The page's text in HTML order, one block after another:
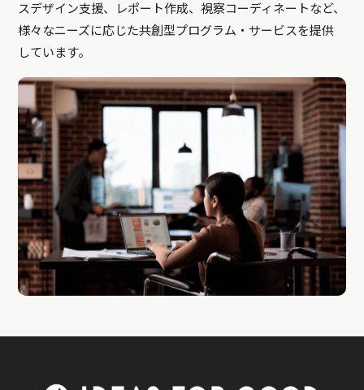
スデザイン支援、レポート作成、視察コーディネートなど、
様々なニーズに応じた共創型プログラム・サービスを提供
しています。